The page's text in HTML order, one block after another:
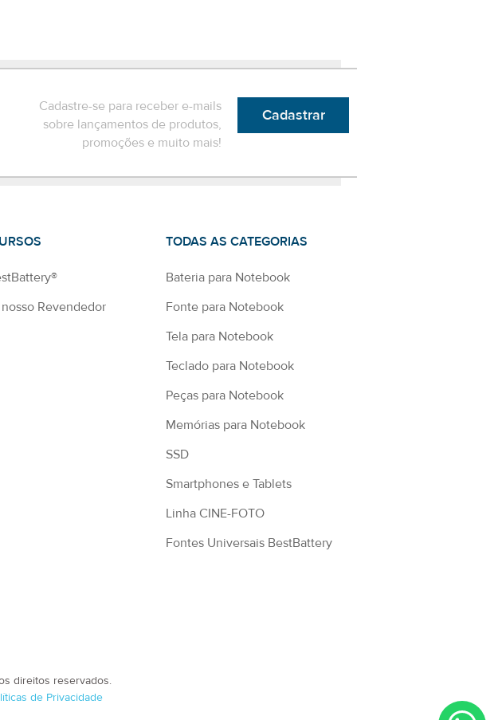
Cadastre-se para receber e-mails
sobre lançamentos de produtos,
promoções e muito mais!
Cadastrar
Revendedor
TODAS AS CATEGORIAS
Bateria para Notebook
Fonte para Notebook
Tela para Notebook
Teclado para Notebook
Peças para Notebook
Memórias para Notebook
SSD
Smartphones e Tablets
Linha CINE-FOTO
Fontes Universais BestBattery
direitos reservados.
de Privacidade